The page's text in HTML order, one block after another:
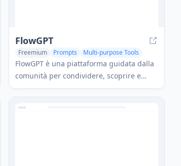
FlowGPT
Freemium Prompts Multi-purpose Tools
FlowGPT è una piattaforma guidata dalla
comunità per condividere, scoprire e
creare prompt AI e chatbot, con una